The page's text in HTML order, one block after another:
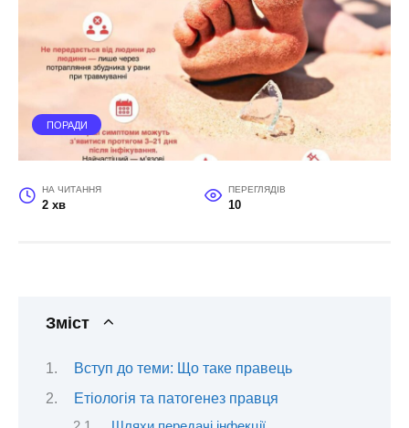
ПОРАДИ
НА ЧИТАННЯ
2 хв
ПЕРЕГЛЯДІВ
10
Зміст
Вступ до теми: Що таке правець
Етіологія та патогенез правця